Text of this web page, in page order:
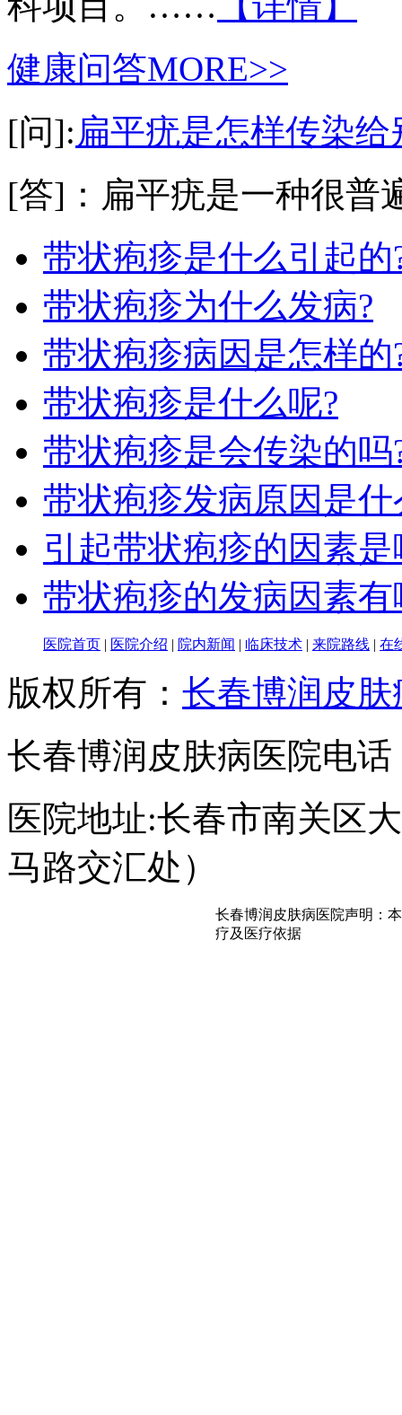
健康问答MORE>>
[问]:扁平疣是怎样传染给
[答]：扁平疣是一种很普
带状疱疹是什么引起的
带状疱疹为什么发病?
带状疱疹病因是怎样的
带状疱疹是什么呢?
带状疱疹是会传染的吗
带状疱疹发病原因是什
引起带状疱疹的因素是
带状疱疹的发病因素有
医院首页 | 医院介绍 | 院内新闻 | 临床技术 | 来院路线 | 在
版权所有： 长春博润皮肤
长春博润皮肤病医院电话
医院地址:长春市南关区
马路交汇处）
长春博润皮肤病医院声明：
疗及医疗依据